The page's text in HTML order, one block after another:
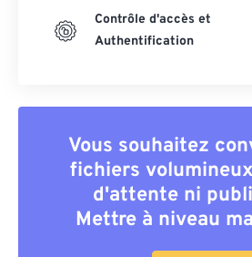
Contrôle d'accès et
Authentification
Vous souhaitez
fichiers
d'attente ni
Mettre à niveau